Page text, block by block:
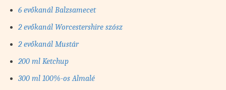
6 evőkanál Balzsamecet
2 evőkanál Worcestershire szósz
2 evőkanál Mustár
200 ml Ketchup
300 ml 100%-os Almalé